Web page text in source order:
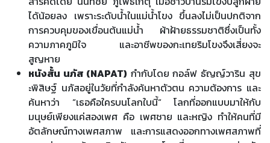
ได้น้อยลง เพราะระดับน้ำในแม่น้ำโขง ขึ้นลงไม่เป็นปกติจาก
การควบคุมของเขื่อนต้นแม่น้ำ ผ้าฝ้ายธรรมชาติซึ่งเป็นทั้ง
ความภาคภูมิใจ และอาชีพของกะเทยริมโขงจึงเสี่ยงจะ
สูญหาย
หนังสั้น นภัส (NAPAT) กำกับโดย กอล์ฟ ธัญญ์วาริน สุข
ะพิสิษฐ์ นภัสอยู่ในวัยที่กำลังค้นหาตัวตน ความต้องการ และ
ค้นหาว่า “เธอคือใครบนโลกใบนี้“ โลกที่ออกแบบมาให้กับ
มนุษย์เพียงแค่สองเพศ คือ เพศชาย และหญิง ทำให้คนที่มี
อัตลักษณ์ทางเพศสภาพ และการแสดงออกทางเพศสภาพที่